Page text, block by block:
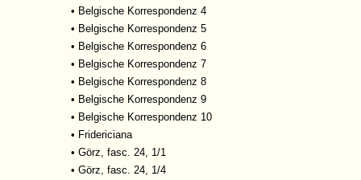
• Belgische Korrespondenz 4
• Belgische Korrespondenz 5
• Belgische Korrespondenz 6
• Belgische Korrespondenz 7
• Belgische Korrespondenz 8
• Belgische Korrespondenz 9
• Belgische Korrespondenz 10
• Fridericiana
• Görz, fasc. 24, 1/1
• Görz, fasc. 24, 1/4